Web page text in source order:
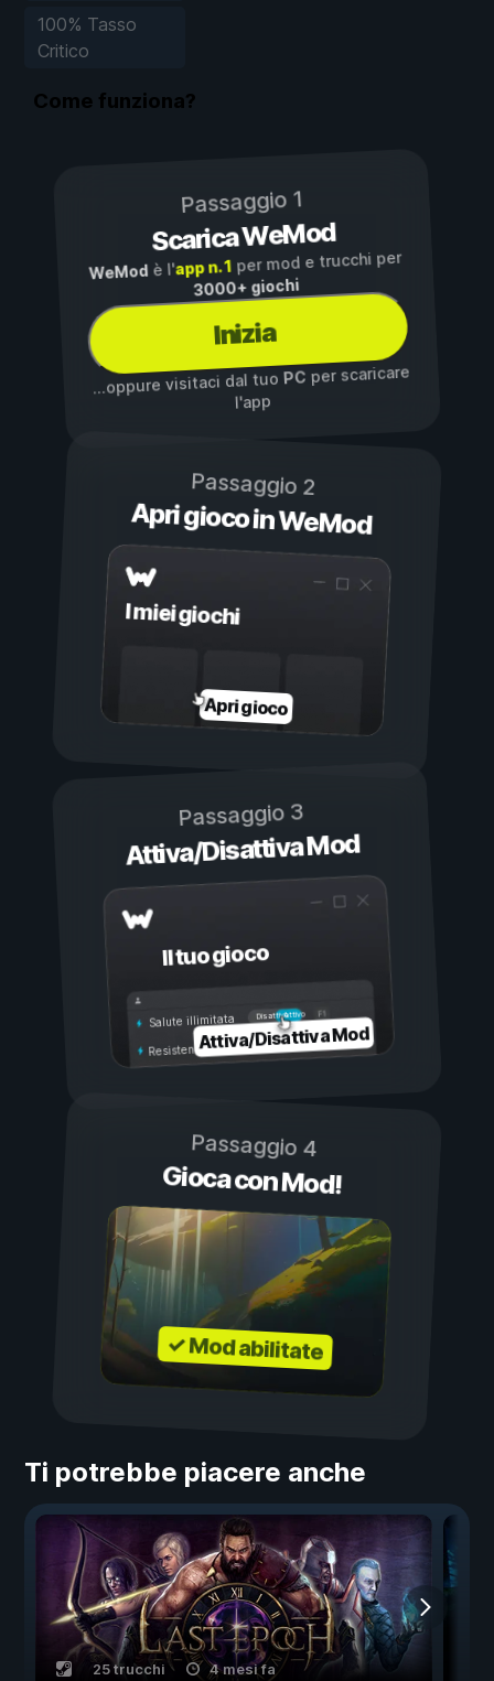
100% Tasso
Critico
Come funziona?
Passaggio 1
Scarica WeMod
WeMod è l'app n. 1per mod e trucchi per
3000+ giochi
Inizia
...oppure visitaci dal tuoPC per scaricare
l'app
Passaggio 2
Apri gioco in WeMod
I miei giochi
Apri gioco
Passaggio 3
Attiva/Disattiva Mod
Il tuo gioco
Attivo
Disattivo
Salute illimitata
Resistenza illimitata
Attiva/Disattiva Mod
Passaggio 4
Gioca con Mod!
✓ Mod abilitate
Ti potrebbe piacere anche
25 trucchi 4 mesi fa